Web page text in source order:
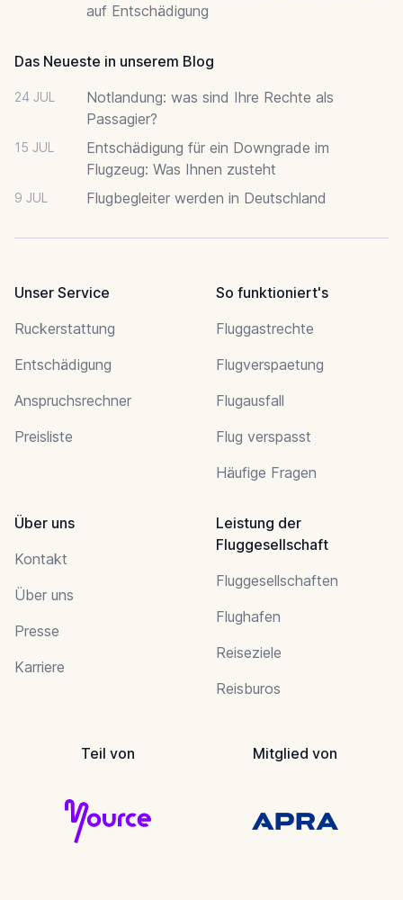
auf Entschädigung
Das Neueste in unserem Blog
24 JUL
Notlandung: was sind Ihre Rechte als
Passagier?
15 JUL
Entschädigung für ein Downgrade im
Flugzeug: Was Ihnen zusteht
9 JUL Flugbegleiter werden in Deutschland
Unser Service
Ruckerstattung
Entschädigung
Anspruchsrechner
Preisliste
So funktioniert's
Fluggastrechte
Flugverspaetung
Flugausfall
Flug verspasst
Häufige Fragen
Über uns
Kontakt
Über uns
Presse
Karriere
Leistung der
Fluggesellschaft
Fluggesellschaften
Flughafen
Reiseziele
Reisburos
Teil von Mitglied von